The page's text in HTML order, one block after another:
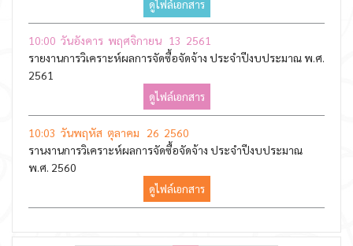
ดูไฟล์เอกสาร
10:00 วันอังคาร พฤศจิกายน 13 2561
รายงานการวิเคราะห์ผลการจัดซื้อจัดจ้าง ประจำปีงบประมาณ พ.ศ.
2561
ดูไฟล์เอกสาร
10:03 วันพฤหัส ตุลาคม 26 2560
รานงานการวิเคราะห์ผลการจัดซื้อจัดจ้าง ประจำปีงบประมาณ
พ.ศ. 2560
ดูไฟล์เอกสาร